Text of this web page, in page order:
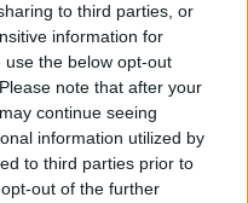
to third parties, or
information for
the below opt-out
note that after your
continue seeing
information utilized by
to third parties prior to
out of the further
Spieler oder nehmt die
1 weiteren Person gefällt dies.